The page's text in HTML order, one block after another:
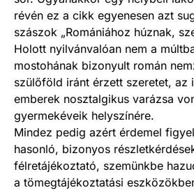
révén ez a cikk egyenesen azt
szászok „Romániához húznak,
Holott nyilvánvalóan nem a
mostohának bizonyult román
szülőföld iránt érzett szeretet, az
emberek nosztalgikus varázsa
gyermekéveik helyszínére.
Mindez pedig azért érdemel
hasonló, bizonyos
félretájékoztató, szemünkbe
a tömegtájékoztatási